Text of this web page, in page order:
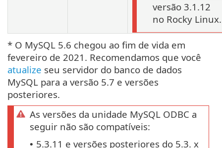
versão 3.1.12
no Rocky Linux.
* O MySQL 5.6 chegou ao fim de vida em
fevereiro de 2021. Recomendamos que você
atualize seu servidor do banco de dados
MySQL para a versão 5.7 e versões
posteriores.
As versões da unidade MySQL ODBC a
seguir não são compatíveis:
• 5.3.11 e versões posteriores do 5.3. x